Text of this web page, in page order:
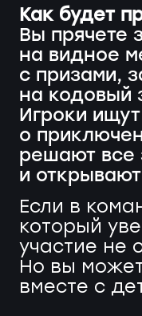
Как будет
Вы прячете
на видное
с призами,
на кодовый
Игроки
о
решают все
и
Если в
который
участие не
Но вы
вместе с